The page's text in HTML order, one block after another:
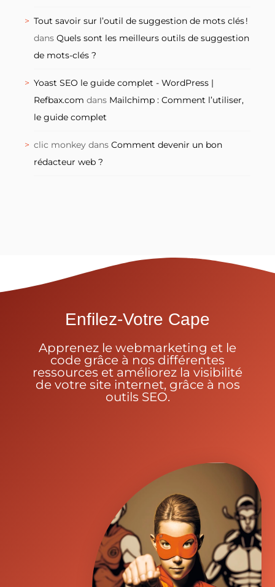
Tout savoir sur l’outil de suggestion de mots clés !
dans Quels sont les meilleurs outils de suggestion
de mots-clés ?
Yoast SEO le guide complet - WordPress |
Refbax.com dans Mailchimp : Comment l’utiliser,
le guide complet
clic monkey dans Comment devenir un bon
rédacteur web ?
Enfilez-Votre Cape
Apprenez le webmarketing et le
code grâce à nos différentes
ressources et améliorez la visibilité
de votre site internet, grâce à nos
outils SEO.